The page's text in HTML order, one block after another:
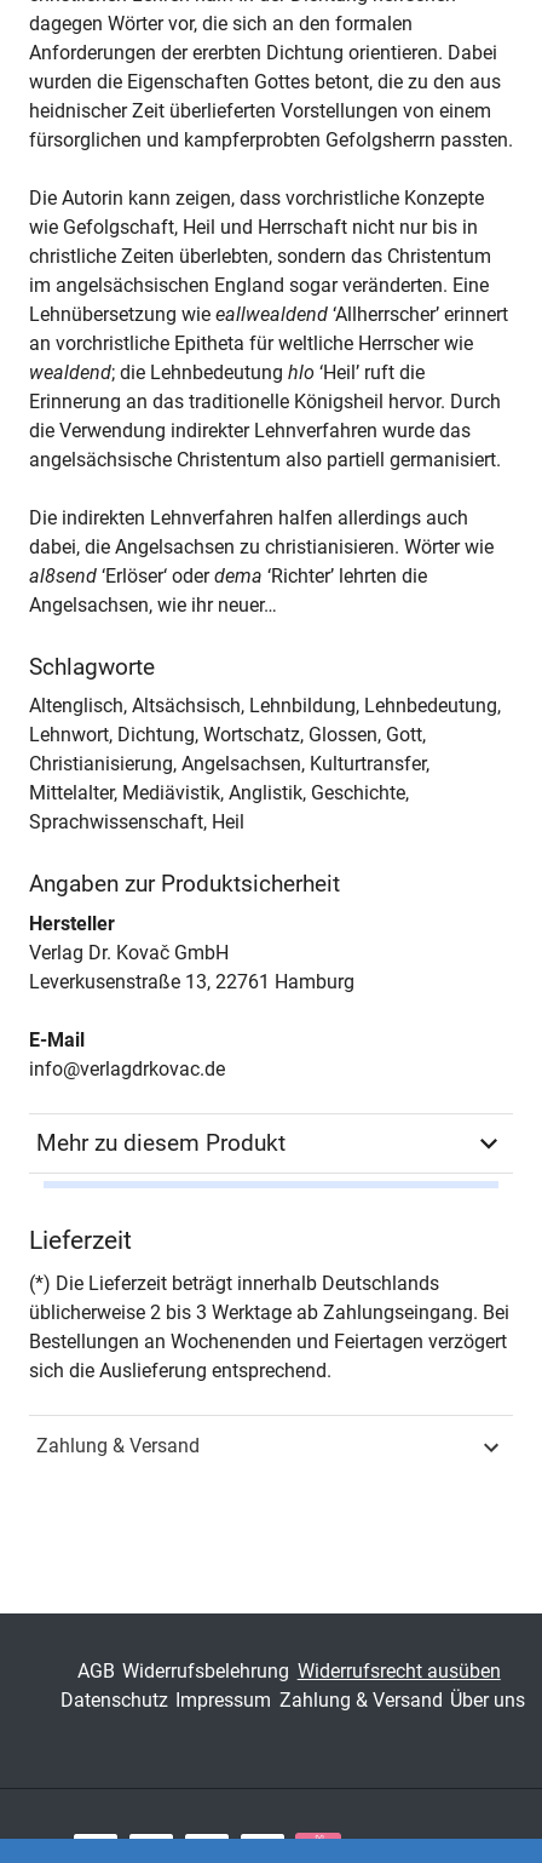
dagegen Wörter vor, die sich an den formalen
Anforderungen der ererbten Dichtung orientieren. Dabei
wurden die Eigenschaften Gottes betont, die zu den aus
heidnischer Zeit überlieferten Vorstellungen von einem
fürsorglichen und kampferprobten Gefolgsherrn passten.
Die Autorin kann zeigen, dass vorchristliche Konzepte
wie Gefolgschaft, Heil und Herrschaft nicht nur bis in
christliche Zeiten überlebten, sondern das Christentum
im angelsächsischen England sogar veränderten. Eine
Lehnübersetzung wie eallwealdend ‘Allherrscher’ erinnert
an vorchristliche Epitheta für weltliche Herrscher wie
wealdend; die Lehnbedeutung hlo ‘Heil’ ruft die
Erinnerung an das traditionelle Königsheil hervor. Durch
die Verwendung indirekter Lehnverfahren wurde das
angelsächsische Christentum also partiell germanisiert.
Die indirekten Lehnverfahren halfen allerdings auch
dabei, die Angelsachsen zu christianisieren. Wörter wie
al8send ‘Erlöser‘ oderdema ‘Richter’ lehrten die
Angelsachsen, wie ihr neuer…
Schlagworte
Altenglisch, Altsächsisch, Lehnbildung, Lehnbedeutung,
Lehnwort, Dichtung, Wortschatz, Glossen, Gott,
Christianisierung, Angelsachsen, Kulturtransfer,
Mittelalter, Mediävistik, Anglistik, Geschichte,
Sprachwissenschaft, Heil
Angaben zur Produktsicherheit
Hersteller
Verlag Dr. Kovač GmbH
Leverkusenstraße 13, 22761 Hamburg
E-Mail
info@verlagdrkovac.de
Mehr zu diesem Produkt
Seiten
Jahr Hamburg 2010
Schriftenreihe
Lieferzeit
(*) Die Lieferzeit beträgt innerhalb Deutschlands
üblicherweise 2 bis 3 Werktage ab Zahlungseingang. Bei
Bestellungen an Wochenenden und Feiertagen verzögert
sich die Auslieferung entsprechend.
Zahlung & Versand
AGB Widerrufsbelehrung Widerrufsrecht ausüben
Datenschutz Impressum Zahlung & Versand Über uns
Zahlungsarten